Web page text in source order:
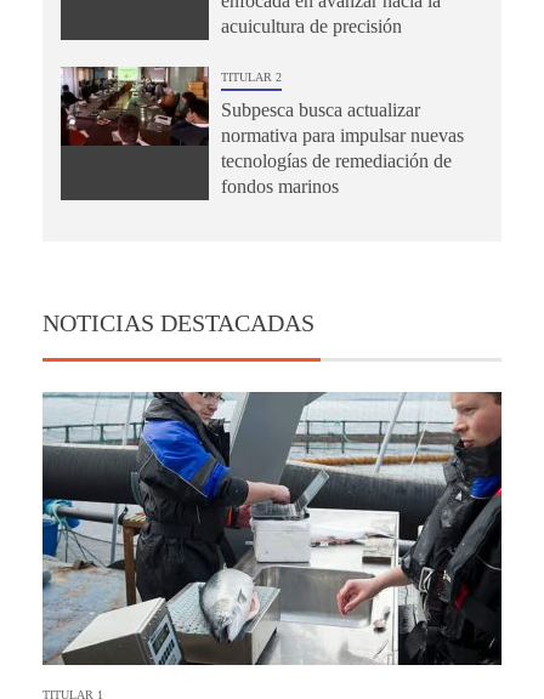
acuicultura de precisión
TITULAR 2
Subpesca busca actualizar
normativa para impulsar nuevas
tecnologías de remediación de
fondos marinos
NOTICIAS DESTACADAS
TITULAR 1